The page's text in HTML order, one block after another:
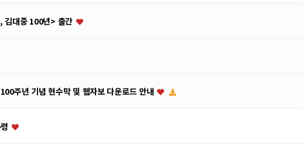
김대중 100년> 출간
주년 기념 현수막 및 웹자보 다운로드 안내